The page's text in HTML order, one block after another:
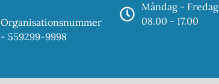
Organisationsnummer
- 559299-9998
Måndag - Fredag
08.00 - 17.00